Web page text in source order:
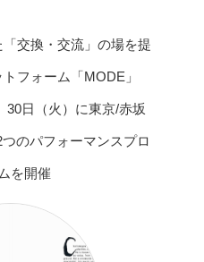
交換・交流」の場を提
フォーム「MODE」
30日（火）に東京/赤坂
のパフォーマンスプロ
を開催